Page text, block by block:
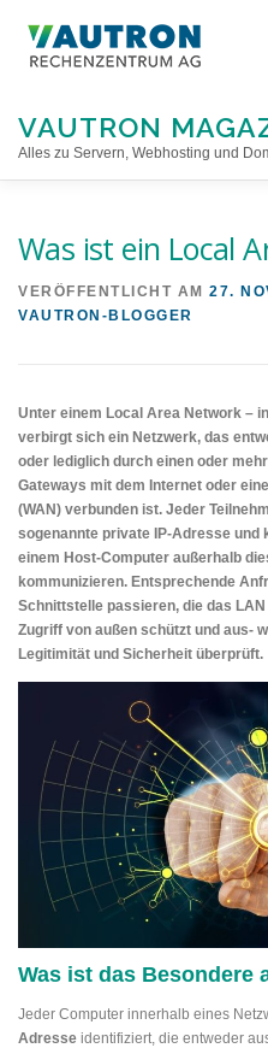
Inhalt
VAUTRON
Alles zu Servern, Webhosting und
Was ist ein Local
VERÖFFENTLICHT AM 27.
VAUTRON-BLOGGER
Unter einem Local Area Network –
verbirgt sich ein Netzwerk, das
oder lediglich durch einen oder
Gateways mit dem Internet oder
(WAN) verbunden ist. Jeder
sogenannte private IP-Adresse und
einem Host-Computer außerhalb
kommunizieren. Entsprechende
Schnittstelle passieren, die das
Zugriff von außen schützt und aus-
Legitimität und Sicherheit überprüft.
Was ist das Besondere
Jeder Computer innerhalb eines
Adresse identifiziert, die entweder